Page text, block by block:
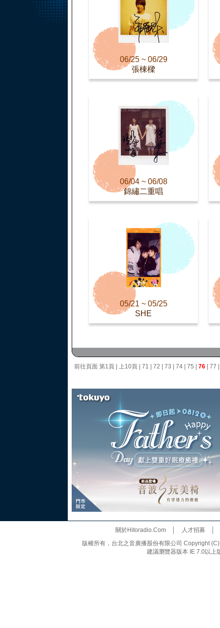
06/25 ~ 06/29
張棟樑
06/04 ~ 06/08
錦繡二重唱
05/21 ~ 05/25
SHE
前往頁面 第1頁 上10頁 71 72 73 74 75 76 77
關於Hitoradio.Com│ 人才招募
版權所有，台北之音廣播股份有限公司 Copyright
建議瀏覽器版本 IE 7.0以上